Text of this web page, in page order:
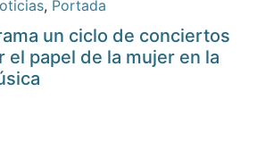
, Portada
un ciclo de conciertos
el papel de la mujer en la